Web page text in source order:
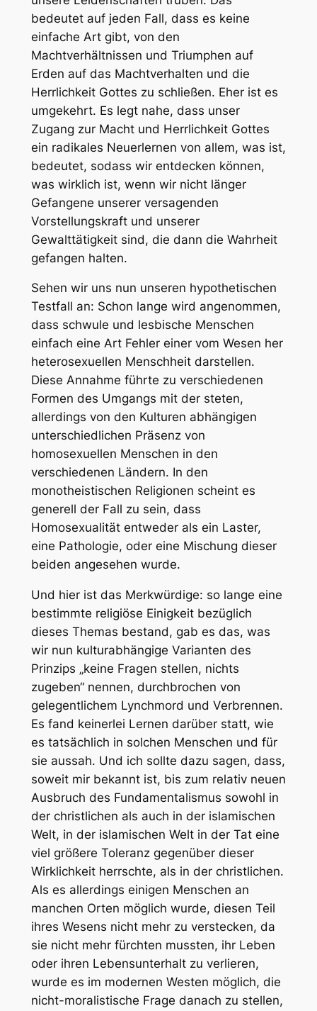
bedeutet auf jeden Fall, dass es keine
einfache Art gibt, von den
Machtverhältnissen und Triumphen auf
Erden auf das Machtverhalten und die
Herrlichkeit Gottes zu schließen. Eher ist es
umgekehrt. Es legt nahe, dass unser
Zugang zur Macht und Herrlichkeit Gottes
ein radikales Neuerlernen von allem, was ist,
bedeutet, sodass wir entdecken können,
was wirklich ist, wenn wir nicht länger
Gefangene unserer versagenden
Vorstellungskraft und unserer
Gewalttätigkeit sind, die dann die Wahrheit
gefangen halten.
Sehen wir uns nun unseren hypothetischen
Testfall an: Schon lange wird angenommen,
dass schwule und lesbische Menschen
einfach eine Art Fehler einer vom Wesen her
heterosexuellen Menschheit darstellen.
Diese Annahme führte zu verschiedenen
Formen des Umgangs mit der steten,
allerdings von den Kulturen abhängigen
unterschiedlichen Präsenz von
homosexuellen Menschen in den
verschiedenen Ländern. In den
monotheistischen Religionen scheint es
generell der Fall zu sein, dass
Homosexualität entweder als ein Laster,
eine Pathologie, oder eine Mischung dieser
beiden angesehen wurde.
Und hier ist das Merkwürdige: so lange eine
bestimmte religiöse Einigkeit bezüglich
dieses Themas bestand, gab es das, was
wir nun kulturabhängige Varianten des
Prinzips „keine Fragen stellen, nichts
zugeben“ nennen, durchbrochen von
gelegentlichem Lynchmord und Verbrennen.
Es fand keinerlei Lernen darüber statt, wie
es tatsächlich in solchen Menschen und für
sie aussah. Und ich sollte dazu sagen, dass,
soweit mir bekannt ist, bis zum relativ neuen
Ausbruch des Fundamentalismus sowohl in
der christlichen als auch in der islamischen
Welt, in der islamischen Welt in der Tat eine
viel größere Toleranz gegenüber dieser
Wirklichkeit herrschte, als in der christlichen.
Als es allerdings einigen Menschen an
manchen Orten möglich wurde, diesen Teil
ihres Wesens nicht mehr zu verstecken, da
sie nicht mehr fürchten mussten, ihr Leben
oder ihren Lebensunterhalt zu verlieren,
wurde es im modernen Westen möglich, die
nicht-moralistische Frage danach zu stellen,